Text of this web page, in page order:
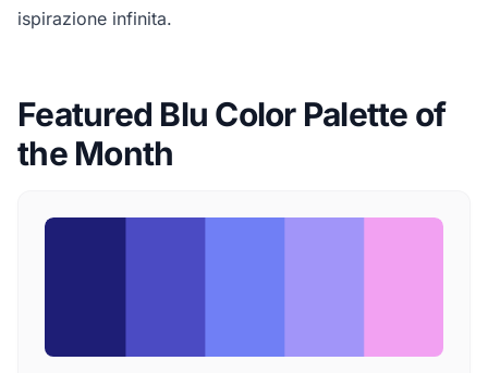
ispirazione infinita.
Featured Blu Color Palette of
the Month